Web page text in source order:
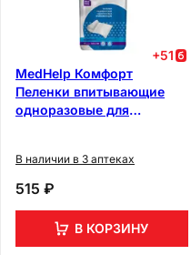
+51
MedHelp Комфорт
Пеленки впитывающие
одноразовые для
В наличии в 3 аптеках
515 ₽
В КОРЗИНУ